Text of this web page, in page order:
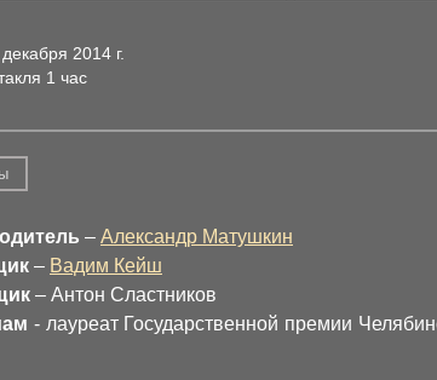
2014 г.
1 час
– Александр Матушкин
– Вадим Кейш
– Антон Сластников
- лауреат Государственной премии